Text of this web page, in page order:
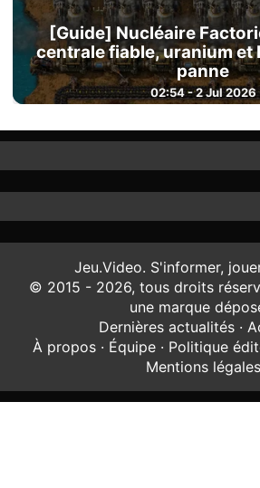
[Guide] Nucléaire
centrale fiable, uranium et
panne
02:54 - 2 Jul 2026
Jeu.Video. S'informer,
© 2015 - 2026, tous droits
une marque
Dernières actualités·
À propos · Équipe · Politique
Mentions légales